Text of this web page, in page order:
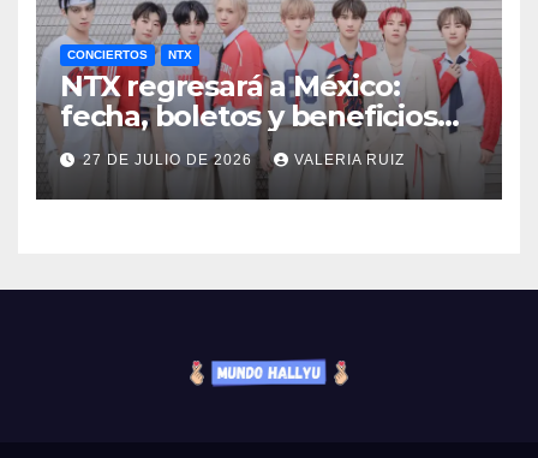
CONCIERTOS NTX
NTX regresará a México:
fecha, boletos y beneficios
VIP
27 DE JULIO DE 2026 VALERIA RUIZ